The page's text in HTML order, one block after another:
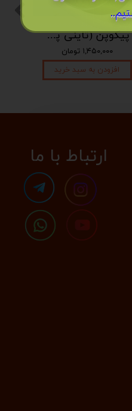
پیکوپن (تاینی پن) 6 نت برند دلکو
۱,۴۵۰,۰۰۰ تومان
افزودن به سبد خرید
​​​ارتباط با ما